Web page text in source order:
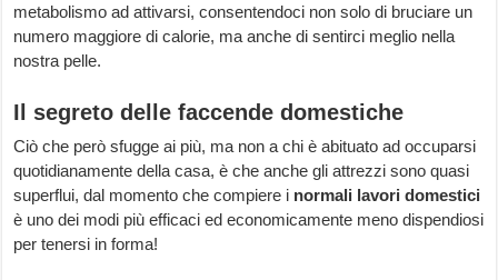
metabolismo ad attivarsi, consentendoci non solo di bruciare un
numero maggiore di calorie, ma anche di sentirci meglio nella
nostra pelle.
Il segreto delle faccende domestiche
Ciò che però sfugge ai più, ma non a chi è abituato ad occuparsi
quotidianamente della casa, è che anche gli attrezzi sono quasi
superflui, dal momento che compiere i normali lavori domestici
è uno dei modi più efficaci ed economicamente meno dispendiosi
per tenersi in forma!